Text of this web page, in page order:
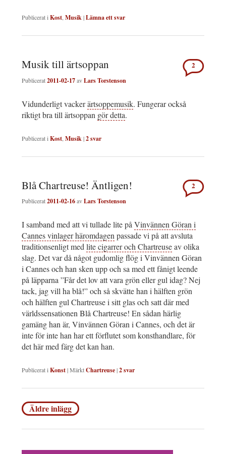
Publicerat iKost,Musik|Lämna ett svar
Musik till ärtsoppan
Publicerat2011-02-17avLars Torstenson
2
Vidunderligt vackerärtsoppemusik. Fungerar också
riktigt bra till ärtsoppan gör detta.
Publicerat i Kost Musik|2svar
Blå Chartreuse! Äntligen!
Publicerat2011-02-16avLars Torstenson
2
I samband med att vi tullade lite på Vinvännen Göran i
Cannes vinlager häromdagen passade vi på att avsluta
traditionsenligt med lite cigarrer och Chartreuseav olika
slag. Det var då något gudomlig flög i Vinvännen Göran
i Cannes och han sken upp och sa med ett fånigt leende
på läpparna ”Får det lov att vara grön eller gul idag? Nej
tack, jag vill ha blå!” och så skvätte han i hälften grön
och hälften gul Chartreuse i sitt glas och satt där med
världssensationen Blå Chartreuse! En sådan härlig
gamäng han är, Vinvännen Göran i Cannes, och det är
inte för inte han har ett förflutet som konsthandlare, för
det här med färg det kan han.
Publicerat i Konst|MärktChartreuse|2svar
Inläggsnavigering
Äldre inlägg